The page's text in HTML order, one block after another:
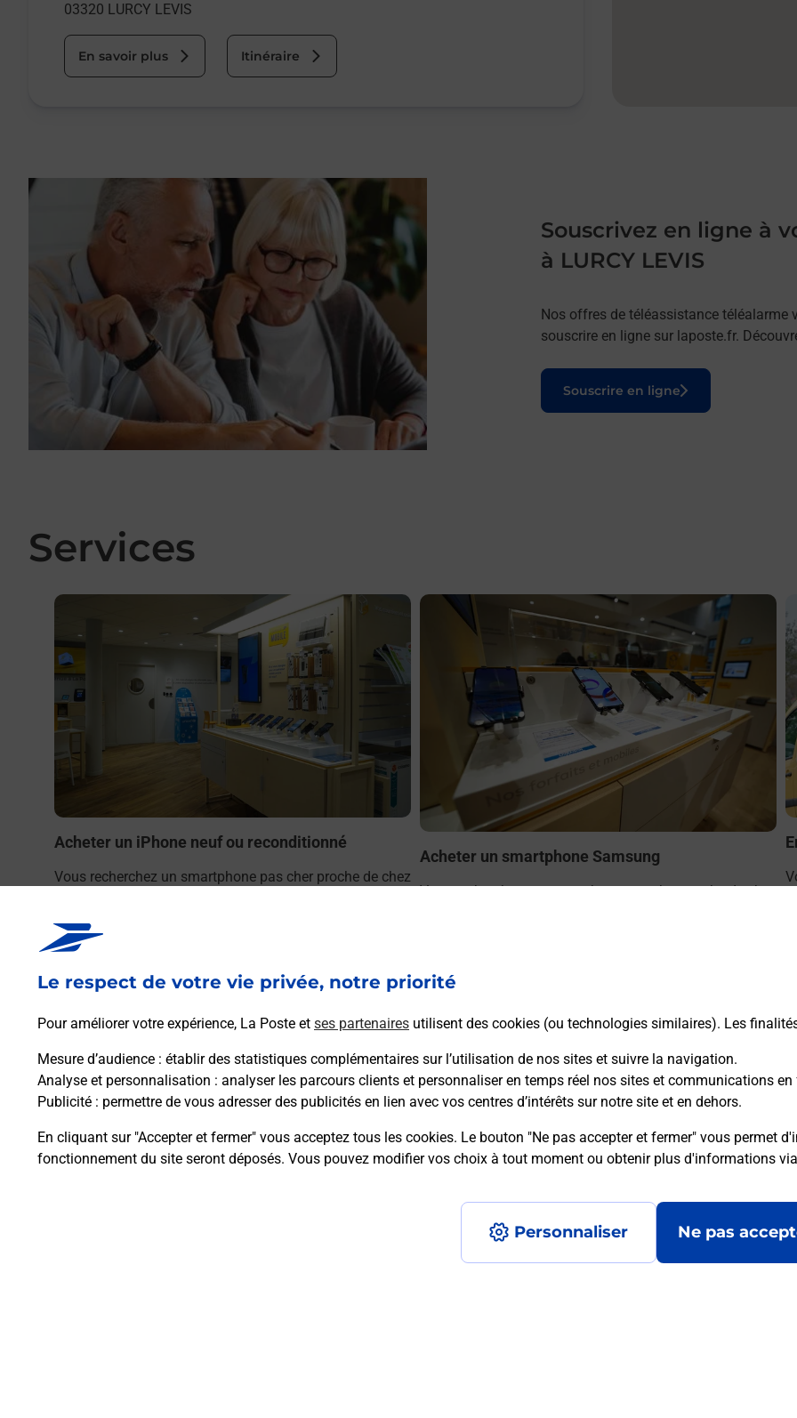
Le respect de votre vie privée, notre priorité
Pour améliorer votre expérience, La Poste et ses partenaires utilisent des cookies (ou technologies similaires). Les
Mesure d’audience : établir des statistiques complémentaires sur l’utilisation de nos sites et suivre la navigation.
Analyse et personnalisation : analyser les parcours clients et personnaliser en temps réel nos sites et communications
Publicité : permettre de vous adresser des publicités en lien avec vos centres d’intérêts sur notre site et en dehors.
En cliquant sur "Accepter et fermer" vous acceptez tous les cookies. Le bouton "Ne pas accepter et fermer" vous permet
fonctionnement du site seront déposés. Vous pouvez modifier vos choix à tout moment ou obtenir plus d'informations via
Personnaliser Ne pas
03320 LURCY LEVIS
En savoir plus Itinéraire
Souscrivez en ligne à
à LURCY LEVIS
Nos offres de téléassistance téléalarme
souscrire en ligne sur laposte.fr.
Souscrire en ligne
Le lien s'ouvre dans un nouvel onglet
Services
En savoir plus
Acheter un iPhone neuf ou reconditionné
Vous recherchez un smartphone pas cher proche de chez
En savoir plus
Acheter un smartphone Samsung
Vous recherchez un smartphone pas cher proche de chez
Questions fréquemment posées
La téléassistance classique avec médaillon d’alarme qu’est ce que
Comment fonctionne la téléassistance classique ?